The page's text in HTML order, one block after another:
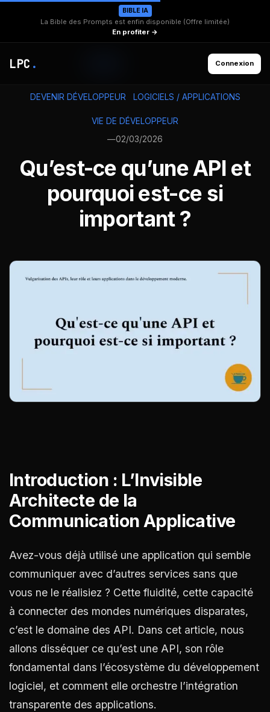
BIBLE IA
La Bible des Prompts est enfin disponible (Offre limitée)
En profiter →
LPC . Connexion
DEVENIR DÉVELOPPEUR LOGICIELS / APPLICATIONS
VIE DE DÉVELOPPEUR
—02/03/2026
Qu’est-ce qu’une API et
pourquoi est-ce si
important ?
Introduction : L’Invisible
Architecte de la
Communication Applicative
Avez-vous déjà utilisé une application qui semble
communiquer avec d’autres services sans que
vous ne le réalisiez ? Cette fluidité, cette capacité
à connecter des mondes numériques disparates,
c’est le domaine des API. Dans cet article, nous
allons disséquer ce qu’est une API, son rôle
fondamental dans l’écosystème du développement
logiciel, et comment elle orchestre l’intégration
transparente des applications.